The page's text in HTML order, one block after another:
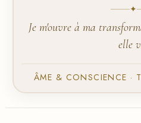
✦
Je m'ouvre à ma
elle
ÂME & CONSCIENCE ·